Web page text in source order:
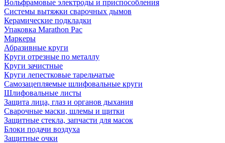
Вольфрамовые электроды и приспособления
Системы вытяжки сварочных дымов
Керамические подкладки
Упаковка Marathon Pac
Маркеры
Абразивные круги
Круги отрезные по металлу
Круги зачистные
Круги лепестковые тарельчатые
Самозацепляемые шлифовальные круги
Шлифовальные листы
Защита лица, глаз и органов дыхания
Сварочные маски, шлемы и щитки
Защитные стекла, запчасти для масок
Блоки подачи воздуха
Защитные очки